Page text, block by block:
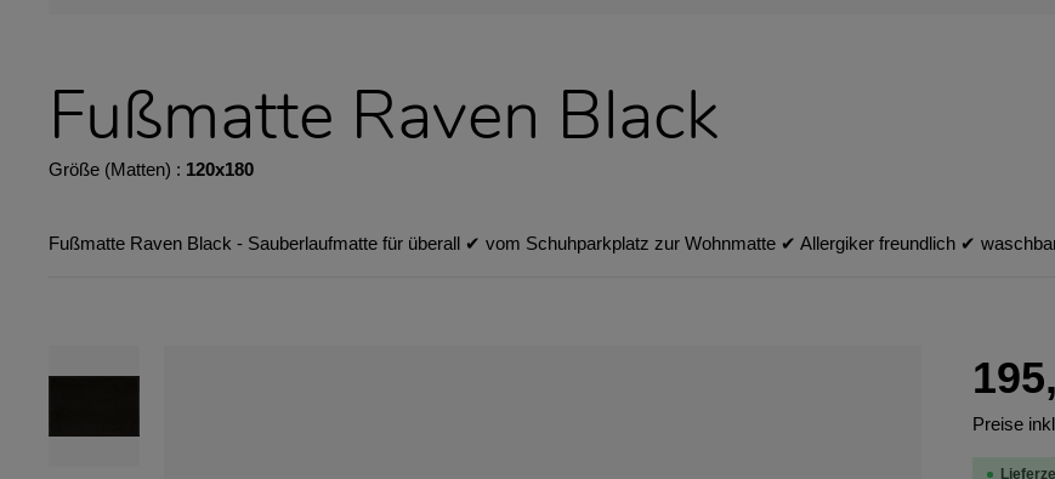
Fußmatte Raven Black
Größe (Matten) : 120x180
Fußmatte Raven Black - Sauberlaufmatte für überall ✔︎ vom Schuhparkplatz zur Wohnmatte ✔︎ Allergiker freundlich ✔︎
Preise